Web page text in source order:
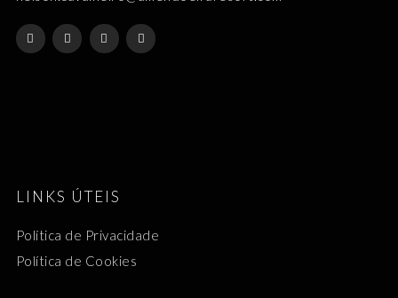
LINKS ÚTEIS
Política de Privacidade
Política de Cookies